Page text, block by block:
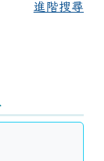
進階搜尋